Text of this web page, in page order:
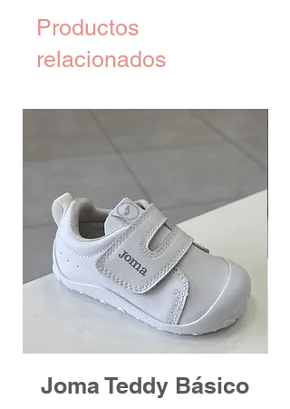
Productos
relacionados
Joma Teddy Básico